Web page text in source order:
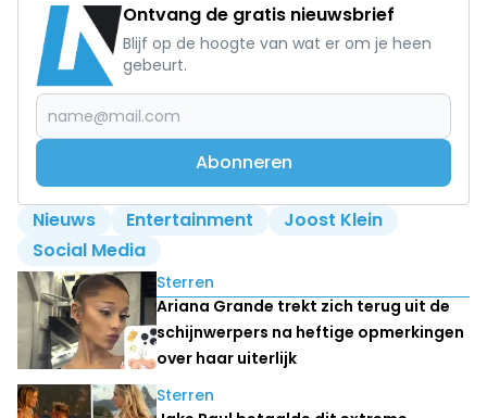
Ontvang de gratis nieuwsbrief
Blijf op de hoogte van wat er om je heen
gebeurt.
Abonneren
Nieuws Entertainment
Joost Klein
Social Media
Lees ook
Sterren
Ariana Grande trekt zich terug uit de
schijnwerpers na heftige opmerkingen
over haar uiterlijk
Sterren